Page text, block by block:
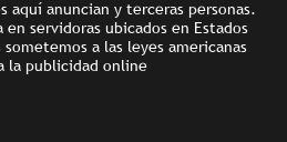
aquí anuncian y terceras personas.
servidoras ubicados en Estados
a las leyes americanas
la publicidad online